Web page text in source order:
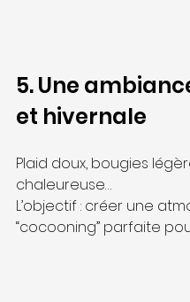
5. Une
et hivernale
Plaid doux, bougies
chaleureuse…
L’objectif : créer une
“cocooning” parfaite